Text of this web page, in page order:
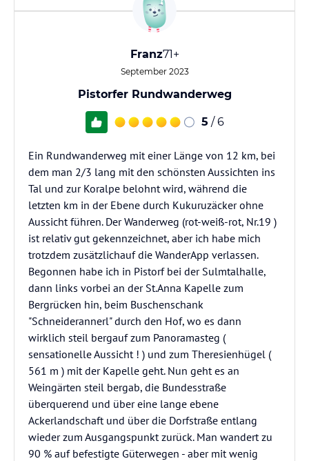
Franz71+
September 2023
Pistorfer Rundwanderweg
5 / 6
Ein Rundwanderweg mit einer Länge von 12 km, bei
dem man 2/3 lang mit den schönsten Aussichten ins
Tal und zur Koralpe belohnt wird, während die
letzten km in der Ebene durch Kukuruzäcker ohne
Aussicht führen. Der Wanderweg (rot-weiß-rot, Nr.19 )
ist relativ gut gekennzeichnet, aber ich habe mich
trotzdem zusätzlichauf die WanderApp verlassen.
Begonnen habe ich in Pistorf bei der Sulmtalhalle,
dann links vorbei an der St.Anna Kapelle zum
Bergrücken hin, beim Buschenschank
"Schneiderannerl" durch den Hof, wo es dann
wirklich steil bergauf zum Panoramasteg (
sensationelle Aussicht ! ) und zum Theresienhügel (
561 m ) mit der Kapelle geht. Nun geht es an
Weingärten steil bergab, die Bundesstraße
überquerend und über eine lange ebene
Ackerlandschaft und über die Dorfstraße entlang
wieder zum Ausgangspunkt zurück. Man wandert zu
90 % auf befestigte Güterwegen - aber mit wenig